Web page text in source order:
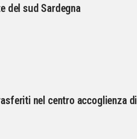
del sud Sardegna
nel centro accoglienza di